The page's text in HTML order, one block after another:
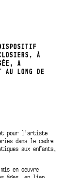
À
A
AU LONG DE
pour l’artiste
dans le cadre
aux enfants,
en oeuvre